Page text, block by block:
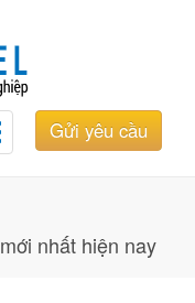
Gửi yêu cầu
nhất hiện nay